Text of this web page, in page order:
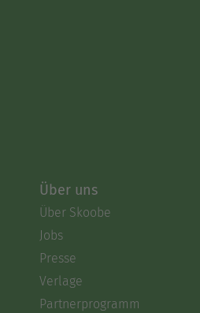
Über uns
Über Skoobe
Jobs
Presse
Verlage
Partnerprogramm